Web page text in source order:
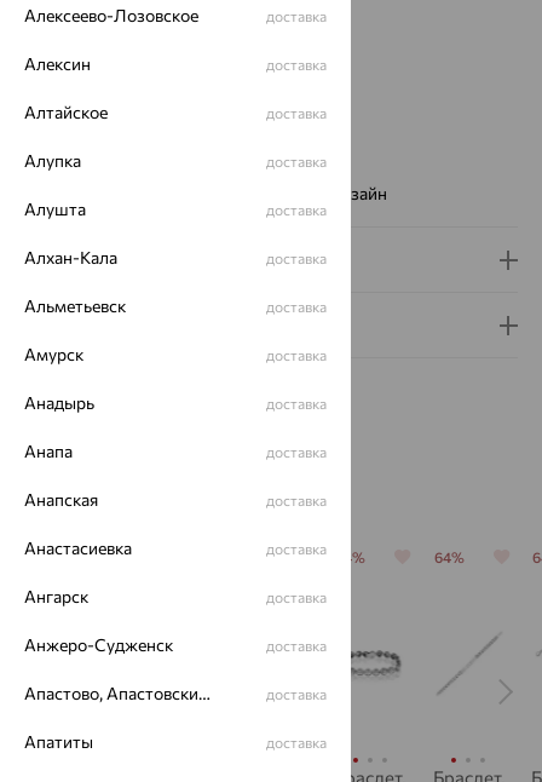
Вид изделия:декоративные
Вес:
Цвет металла:
Страна происхождения:
РОССИЯ
Европейский дизайн
Доставка и оплата
Похожие изделия
64% 64% 64%
Браслет,
64%
Браслет,
Алексеево-Лозовское доставка
Алексин доставка
Алтайское доставка
Алупка доставка
Алушта доставка
Алхан-Кала доставка
Альметьевск доставка
Амурск доставка
Анадырь доставка
Анапа доставка
Анапская доставка
Анастасиевка доставка
Ангарск доставка
Анжеро-Судженск доставка
Апастово, Апастовский район доставка
Апатиты доставка